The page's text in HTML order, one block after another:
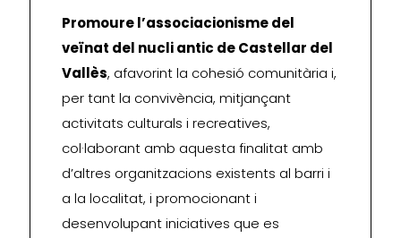
Promoure l’associacionisme del
veïnat del nucli antic de Castellar del
Vallès, afavorint la cohesió comunitària i,
per tant la convivència, mitjançant
activitats culturals i recreatives,
col·laborant amb aquesta finalitat amb
d’altres organitzacions existents al barri i
a la localitat, i promocionant i
desenvolupant iniciatives que es